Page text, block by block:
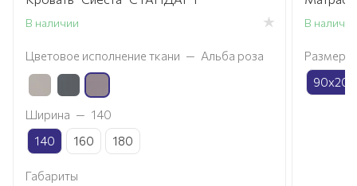
В наличии
Цветовое исполнение ткани — Альба роза
Ширина — 140
140
160 180
Габариты
В наличии
Размер